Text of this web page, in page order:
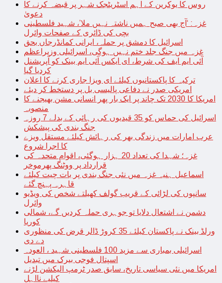
روس کا یوکرین کے اہم اسٹریٹجک شہر پر قبضہ کرنے کا
دعویٰ
غزہ: ‘آج بھی صبح ہمیں ناشتہ نہیں ملا’، شہید فلسطینی
بچی کی ڈائری کے صفحات وائرل
اسرائیل کا دمشق پر حملہ، ایرانی کمانڈرجاں بحق
غزہ میں جنگ جلد ختم نہیں ہوگی، اسرائیلی وزیراعظم
آئی ایم ایف کی شرط، ای ایکس آئی ایم بینک کو آپریشنل
کردیا گیا
ترکیہ کا پاکستانیوں کیلئے ای ویزا جاری کرنے کا اعلان
امریکی صدر نے دفاعی پالیسی بل پر دستخط کر دیئے
امریکا کا 2030 تک چاند پر ایک بار پھر انسانی مشن بھیجنے کا
منصوبہ
اسرائیل کی حماس کو 35 قیدیوں کی رہائی کے بدلے 7 روزہ
جنگ بندی کی پیشکش
عرب امارات میں زندگی بھر کی رہائش کیلئے مستقل ویزے
کا اجرا شروع
غزہ؛ شہدا کی تعداد 20 ہزار ہوگئی، اقوام متحدہ کی
قرارداد پر ووٹنگ پھرموخر
اسماعیل ہنیہ غزہ میں نئی جنگ بندی پر بات چیت کیلئے
قاہرہ پہنچ گئے
سانپوں کی لڑائی کے قریب گولف کھیلتے شخص کی ویڈیو
وائرل
دشمن نے اشتعال دلایا تو جوہری حملہ کردیں گے، شمالی
کوریا
ورلڈ بینک نے پاکستان کیلئے 35 کروڑ ڈالر قرض کی منظوری
دے دی
اسرائیلی بمباری سے مزید 100 فلسطینی شہید ، العودہ
اسپتال فوجی بیرک میں تبدیل
امریکا میں نئی سیاسی تاریخ، سابق صدر ٹرمپ الیکشن لڑنے
کیلیے نااہل